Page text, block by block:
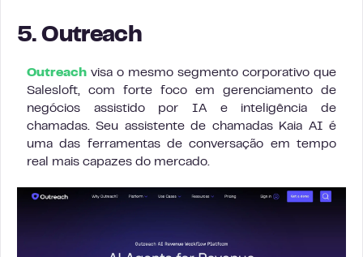
5. Outreach
Outreach visa o mesmo segmento corporativo que
Salesloft, com forte foco em gerenciamento de
negócios assistido por IA e inteligência de
chamadas. Seu assistente de chamadas Kaia AI é
uma das ferramentas de conversação em tempo
real mais capazes do mercado.